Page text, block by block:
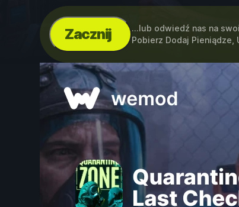
Zacznij ...lub odwiedź nas na
Pobierz Dodaj